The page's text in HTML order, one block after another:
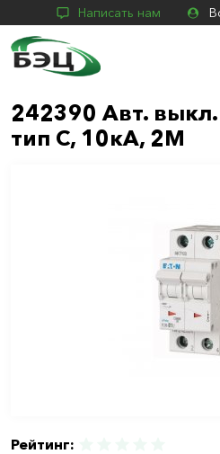
Написать нам
242390 Авт. выкл.
тип C, 10кА, 2M
Рейтинг: